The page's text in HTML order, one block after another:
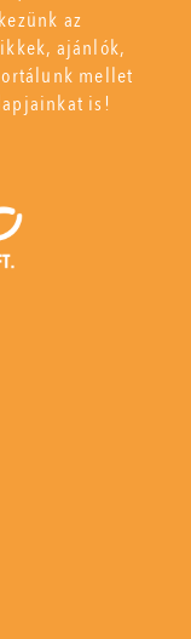
az
ajánlók,
mellet
is!